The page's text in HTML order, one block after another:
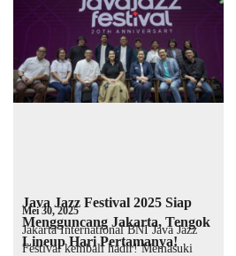
Java Jazz Festival 2025 Siap
Mengguncang Jakarta, Tengok
Lineup Hari Pertamanya!
Mei 30, 2025
Jakarta International BNI Java Jazz
Festival kembali hadir! Memasuki